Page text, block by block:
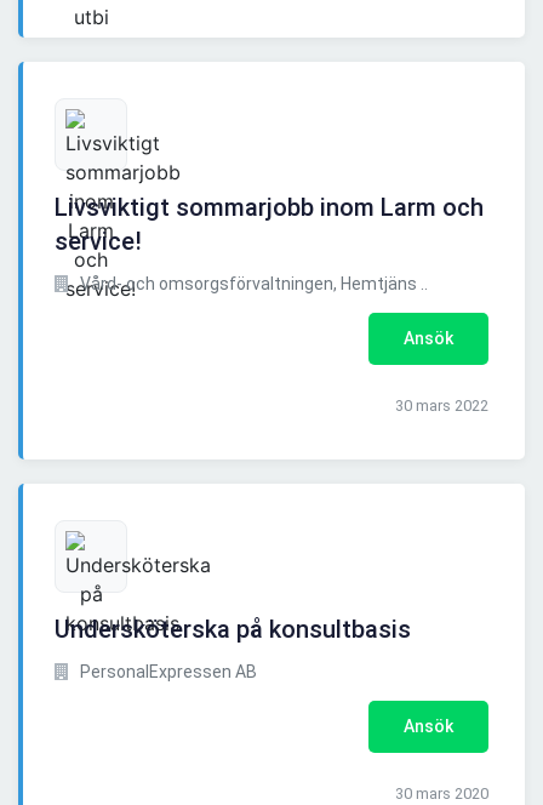
Livsviktigt sommarjobb inom Larm och
service!
Vård- och omsorgsförvaltningen, Hemtjäns ..
Ansök
30 mars 2022
Undersköterska på konsultbasis
PersonalExpressen AB
Ansök
30 mars 2020